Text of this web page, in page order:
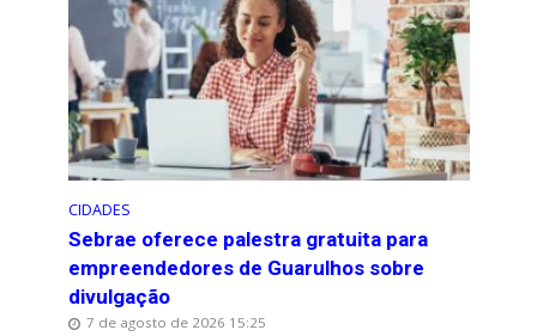
CIDADES
Sebrae oferece palestra gratuita para
empreendedores de Guarulhos sobre
divulgação
7 de agosto de 2026 15:25